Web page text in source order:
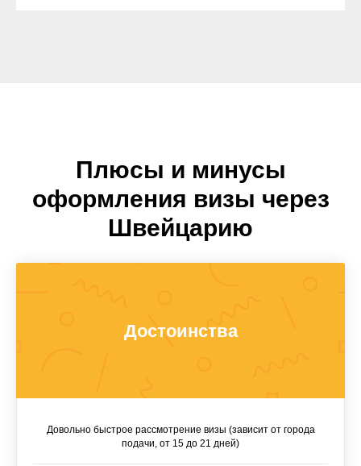
Плюсы и минусы
оформления визы через
Швейцарию
Достоинства
Довольно быстрое рассмотрение визы (зависит от города
подачи, от 15 до 21 дней)